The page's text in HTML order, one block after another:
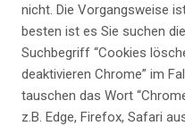
nicht. Die Vorgangsweise
besten ist es Sie suchen
Suchbegriff “Cookies
deaktivieren Chrome” im
tauschen das Wort
z.B. Edge, Firefox, Safari